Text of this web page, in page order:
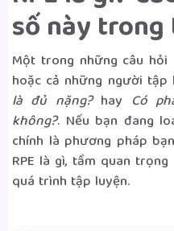
số này
Một trong những câu
hoặc cả những người tập
là đủ nặng?hay Có
không?. Nếu bạn đang
chính là phương pháp
RPE là gì, tầm quan
quá trình tập luyện.